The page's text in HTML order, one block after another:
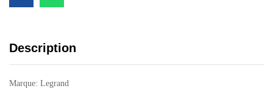
Description
Marque: Legrand